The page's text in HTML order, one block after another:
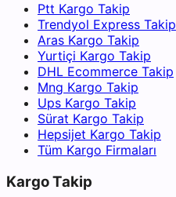
Ptt Kargo Takip
Trendyol Express Takip
Aras Kargo Takip
Yurtiçi Kargo Takip
DHL Ecommerce Takip
Mng Kargo Takip
Ups Kargo Takip
Sürat Kargo Takip
Hepsijet Kargo Takip
Tüm Kargo Firmaları
Kargo Takip